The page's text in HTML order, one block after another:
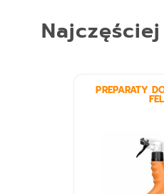
PREPARATY